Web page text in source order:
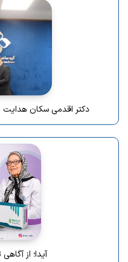
دکتر اقدمی سکان هدایت
آیدا؛ از